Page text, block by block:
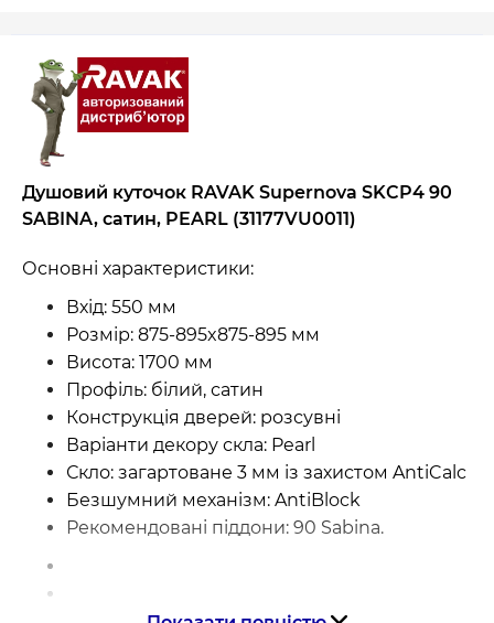
Душовий куточок RAVAK Supernova SKCP4 90
SABINA, сатин, PEARL (31177VU0011)
Основні характеристики:
Вхід: 550 мм
Розмір: 875-895x875-895 мм
Висота: 1700 мм
Профіль: білий, сатин
Конструкція дверей: розсувні
Варіанти декору скла: Pearl
Скло: загартоване 3 мм із захистом AntiCalc
Безшумний механізм: AntiBlock
Рекомендовані піддони: 90 Sabina.